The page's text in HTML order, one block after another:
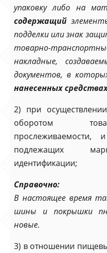
упаковку либо на
содержащий
подделки или знак
товарно-
накладные,
документов, в
нанесенных
2) при
оборотом
подлежащих
идентификации;
Справочно:
В настоящее время
шины и покрышки
новые.
3) в отношении